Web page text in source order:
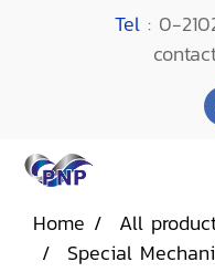
Tel: 0-
Home All
Special